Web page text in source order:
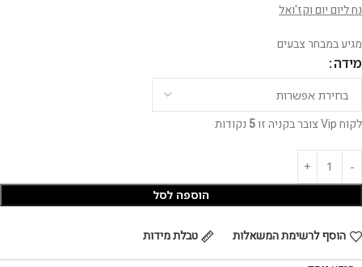
נח ליום יום וקז'ואל
מגיע במבחר צבעים
מידה
לקוח Vip צובר בקניה זו 5 נקודות
הוספה לסל
הוסף לרשימת המשאלות
טבלת מידות